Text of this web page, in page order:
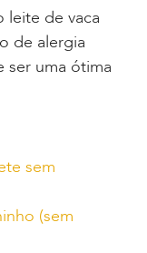
leite de vaca
de alergia
uma ótima
sem
(sem